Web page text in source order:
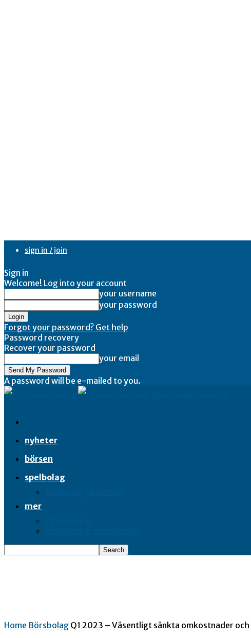
sign in / join
Sign in
Welcome! Log into your account
your username
your password
Forgot your password? Get help
Password recovery
Recover your password
your email
A password will be e-mailed to you.
nyheter
börsen
spelbolag
mer
Home Börsbolag Q1 2023 – Väsentligt sänkta omkostnader